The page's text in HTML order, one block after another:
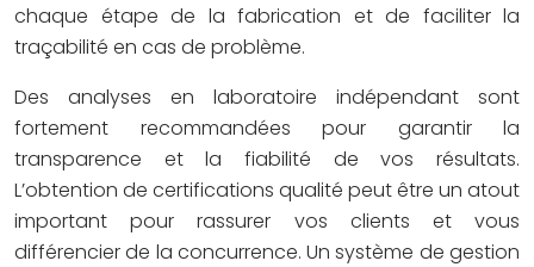
chaque étape de la fabrication et de faciliter la
traçabilité en cas de problème.
Des analyses en laboratoire indépendant sont
fortement recommandées pour garantir la
transparence et la fiabilité de vos résultats.
L’obtention de certifications qualité peut être un atout
important pour rassurer vos clients et vous
différencier de la concurrence. Un système de gestion